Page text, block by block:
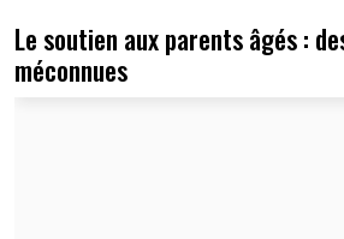
Le soutien aux parents âgés :
méconnues